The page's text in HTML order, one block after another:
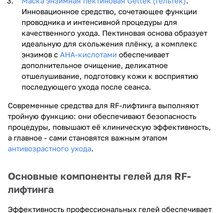
Инновационное средство, сочетающее функции
проводника и интенсивной процедуры для
качественного ухода. Пектиновая основа образует
идеальную для скольжения плёнку, а комплекс
энзимов с AHA-кислотами обеспечивает
дополнительное очищение, деликатное
отшелушивание, подготовку кожи к восприятию
последующего ухода после сеанса.
Современные средства для RF-лифтинга выполняют
тройную функцию: они обеспечивают безопасность
процедуры, повышают её клиническую эффективность,
а главное - сами становятся важным этапом
антивозрастного ухода.
Основные компоненты гелей для RF-
лифтинга
Эффективность профессиональных гелей обеспечивает